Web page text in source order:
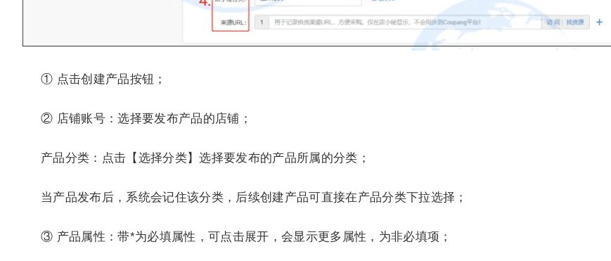
① 点击创建产品按钮；
② 店铺账号：选择要发布产品的店铺；
产品分类：点击【选择分类】选择要发布的产品所属的分类；
当产品发布后，系统会记住该分类，后续创建产品可直接在产品分类下拉选择；
③ 产品属性：带*为必填属性，可点击展开，会显示更多属性，为非必填项；